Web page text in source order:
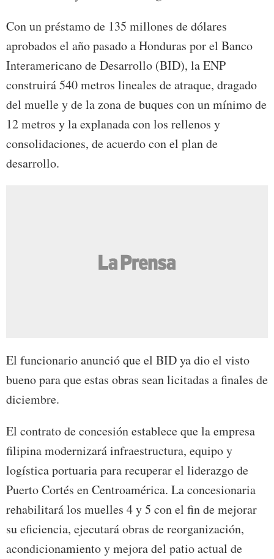
Con un préstamo de 135 millones de dólares
aprobados el año pasado a Honduras por el Banco
Interamericano de Desarrollo (BID), la ENP
construirá 540 metros lineales de atraque, dragado
del muelle y de la zona de buques con un mínimo de
12 metros y la explanada con los rellenos y
consolidaciones, de acuerdo con el plan de
desarrollo.
El funcionario anunció que el BID ya dio el visto
bueno para que estas obras sean licitadas a finales de
diciembre.
El contrato de concesión establece que la empresa
filipina modernizará infraestructura, equipo y
logística portuaria para recuperar el liderazgo de
Puerto Cortés en Centroamérica. La concesionaria
rehabilitará los muelles 4 y 5 con el fin de mejorar
su eficiencia, ejecutará obras de reorganización,
acondicionamiento y mejora del patio actual de